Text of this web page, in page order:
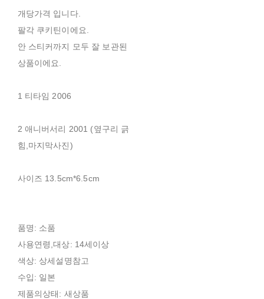
개당가격 입니다.
팔각 쿠키틴이에요.
안 스티커까지 모두 잘 보관된
상품이에요.
1 티타임 2006
2 애니버서리 2001 (옆구리 긁
힘,마지막사진)
사이즈 13.5cm*6.5cm
품명: 소품
사용연령,대상: 14세이상
색상: 상세설명참고
수입: 일본
제품의상태: 새상품